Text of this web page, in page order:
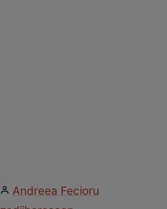
Andreea Fecioru